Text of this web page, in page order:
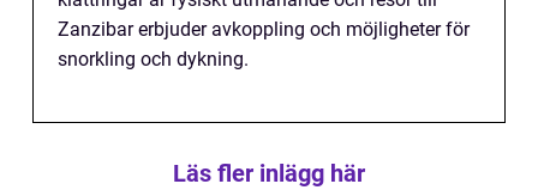
Zanzibar erbjuder avkoppling och möjligheter för
snorkling och dykning.
Läs fler inlägg här